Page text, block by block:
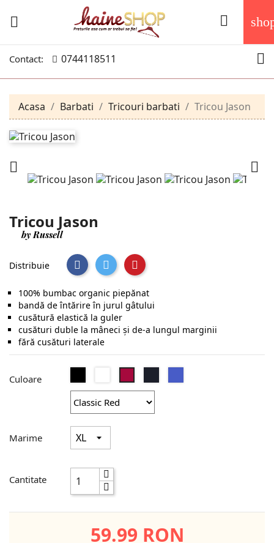
 
Contact: 0744118511 
Acasa Barbati Tricouri barbati Tricou Jason
 
Tricou Jason
by Russell
Distribuie
100% bumbac organic piepănat
bandă de întărire în jurul gâtului
cusătură elastică la guler
cusături duble la mâneci şi de-a lungul marginii
fără cusături laterale
Culoare
Red
Navy Royal
Marime
Cantitate
59.99 RON